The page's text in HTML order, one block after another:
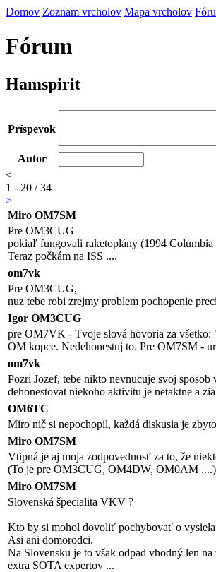
Domov Zoznam vrcholov Mapa vrcholov
Fórum
Hamspirit
Príspevok
Autor
<
1 - 20 / 34
>
Miro OM7SM
Pre OM3CUG
pokiaľ fungovali raketoplány (1994
Teraz počkám na ISS ....
om7vk
Pre OM3CUG,
nuz tebe robi zrejmy problem pochopenie
Igor OM3CUG
pre OM7VK - Tvoje slová hovoria za všetko:
OM kopce. Nedehonestuj to. Pre OM7SM -
om7vk
Pozri Jozef, tebe nikto nevnucuje svoj
dehonestovat niekoho aktivitu je netaktne a
OM6TC
Miro nič si nepochopil, každá diskusia je
Miro OM7SM
Vtipná je aj moja zodpovednosť za to, že
(To je pre OM3CUG, OM4DW, OM0AM ....)
Miro OM7SM
Slovenská špecialita VKV ?
Kto by si mohol dovoliť pochybovať o
Asi ani domorodci.
Na Slovensku je to však odpad vhodný len na
extra SOTA expertov ...